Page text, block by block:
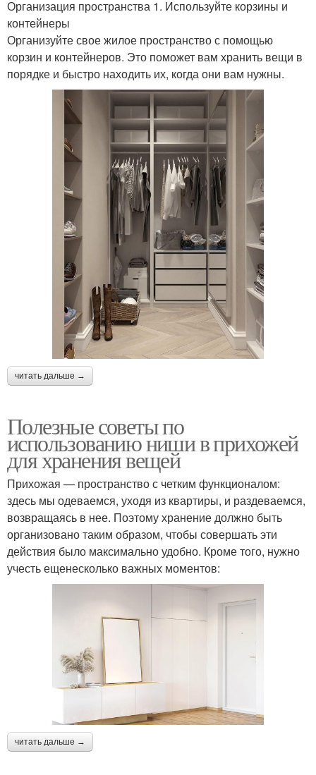
Организация пространства 1. Используйте корзины и
контейнеры
Организуйте свое жилое пространство с помощью
корзин и контейнеров. Это поможет вам хранить вещи в
порядке и быстро находить их, когда они вам нужны.
читать дальше →
Полезные советы по
использованию ниши в прихожей
для хранения вещей
Прихожая — пространство с четким функционалом:
здесь мы одеваемся, уходя из квартиры, и раздеваемся,
возвращаясь в нее. Поэтому хранение должно быть
организовано таким образом, чтобы совершать эти
действия было максимально удобно. Кроме того, нужно
учесть ещенесколько важных моментов:
читать дальше →